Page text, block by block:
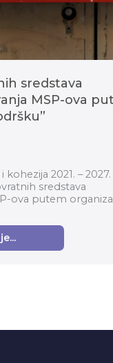
sredstava
MSP-ova
2021. – 2027.
sredstava
ova putem